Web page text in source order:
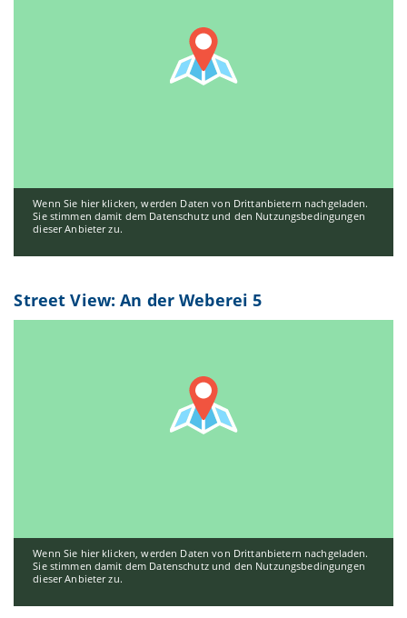
Wenn Sie hier klicken, werden Daten von Drittanbietern nachgeladen.
Sie stimmen damit dem Datenschutz und den Nutzungsbedingungen
dieser Anbieter zu.
Street View: An der Weberei 5
Wenn Sie hier klicken, werden Daten von Drittanbietern nachgeladen.
Sie stimmen damit dem Datenschutz und den Nutzungsbedingungen
dieser Anbieter zu.